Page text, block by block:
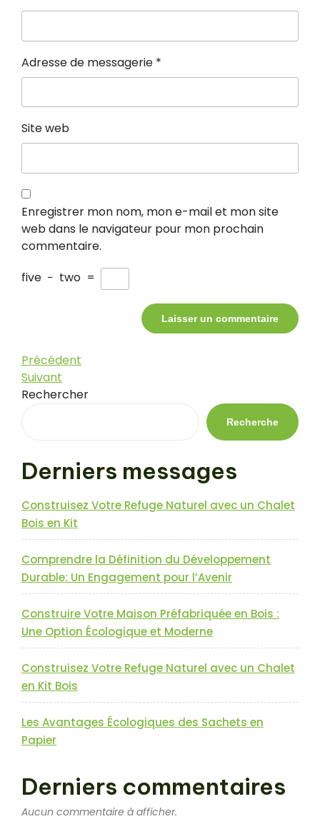
Adresse de messagerie *
Site web
Enregistrer mon nom, mon e-mail et mon site
web dans le navigateur pour mon prochain
commentaire.
five − two =
Navigation
de
l’article
Article
précédent
Précédent
Article
suivant
Suivant
Rechercher
Recherche
Derniers messages
Construisez Votre Refuge Naturel avec un Chalet
Bois en Kit
Comprendre la Définition du Développement
Durable: Un Engagement pour l’Avenir
Construire Votre Maison Préfabriquée en Bois :
Une Option Écologique et Moderne
Construisez Votre Refuge Naturel avec un Chalet
en Kit Bois
Les Avantages Écologiques des Sachets en
Papier
Derniers commentaires
Aucun commentaire à afficher.